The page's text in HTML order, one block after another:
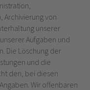
Archivierung von
unserer
Aufgaben und
Die Löschung der
und die
den, bei diesen
Wir offenbaren